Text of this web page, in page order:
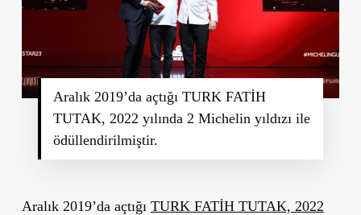
Aralık 2019’da açtığı TURK FATİH
TUTAK, 2022 yılında 2 Michelin yıldızı ile
ödüllendirilmiştir.
Aralık 2019’da açtığı TURK FATİH TUTAK, 2022